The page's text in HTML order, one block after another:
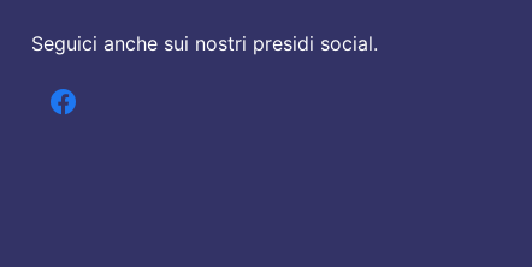
Seguici anche sui nostri presidi social.